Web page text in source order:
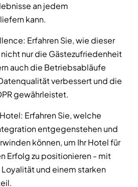
an jedem
kann.
Erfahren Sie, wie dieser
nur die Gästezufriedenheit
auch die Betriebsabläufe
verbessert und die
gewährleistet.
Erfahren Sie, welche
entgegenstehen und
können, um Ihr Hotel für
Erfolg zu positionieren - mit
und einem starken